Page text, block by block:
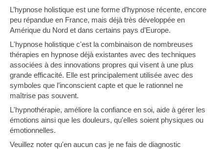
L’hypnose holistique est une forme d’hypnose récente, encore
peu répandue en France, mais déjà très développée en
Amérique du Nord et dans certains pays d’Europe.
L'hypnose holistique c'est la combinaison de nombreuses
thérapies en hypnose déjà existantes avec des techniques
associées à des innovations propres qui visent à une plus
grande efficacité. Elle est principalement utilisée avec des
symboles que l’inconscient capte et que le rationnel ne
maîtrise pas souvent.
L'hypnothérapie, améliore la confiance en soi, aide à gérer les
émotions ainsi que les douleurs, qu'elles soient physiques ou
émotionnelles.
Veuillez noter qu'en aucun cas je ne fais de diagnostic